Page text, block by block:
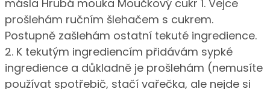
másla Hrubá mouka Moučkový cukr 1. Vejce
prošlehám ručním šlehačem s cukrem.
Postupně zašlehám ostatní tekuté ingredience.
2. K tekutým ingrediencím přidávám sypké
ingredience a důkladně je prošlehám (nemusíte
používat spotřebič, stačí vařečka, ale nejde si